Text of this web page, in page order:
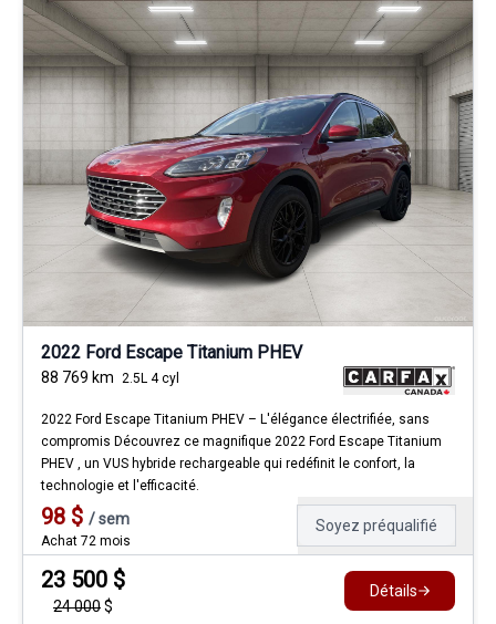
2022 Ford Escape Titanium PHEV
88 769 km 2.5L 4 cyl
2022 Ford Escape Titanium PHEV – L'élégance électrifiée, sans
compromis Découvrez ce magnifique 2022 Ford Escape Titanium
PHEV , un VUS hybride rechargeable qui redéfinit le confort, la
technologie et l'efficacité.
98 $ /sem
Achat 72 mois
Soyez préqualifié
23 500 $
24 000$
Détails